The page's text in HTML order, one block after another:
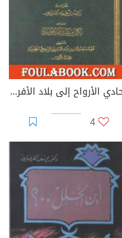
حادي الأرواح إلى بلاد الأفراح
4